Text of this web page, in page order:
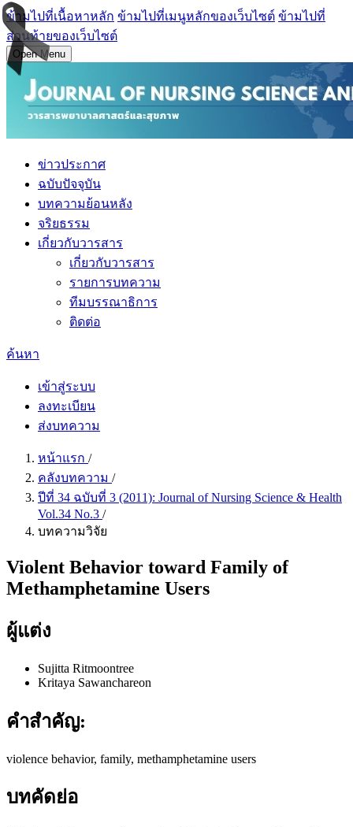
ข้ามไปที่เนื้อหาหลัก ข้ามไปที่เมนูหลักของเว็บไซต์ ข้ามไปที่
ส่วนท้ายของเว็บไซต์
Open Menu
ข่าวประกาศ
ฉบับปัจจุบัน
บทความย้อนหลัง
จริยธรรม
เกี่ยวกับวารสาร
เกี่ยวกับวารสาร
รายการบทความ
ทีมบรรณาธิการ
ติดต่อ
ค้นหา
เข้าสู่ระบบ
ลงทะเบียน
ส่งบทความ
หน้าแรก /
คลังบทความ /
ปีที่ 34 ฉบับที่ 3 (2011): Journal of Nursing Science & Health
Vol.34 No.3 /
บทความวิจัย
Violent Behavior toward Family of
Methamphetamine Users
ผู้แต่ง
Sujitta Ritmoontree
Kritaya Sawanchareon
คำสำคัญ:
violence behavior, family, methamphetamine users
บทคัดย่อ